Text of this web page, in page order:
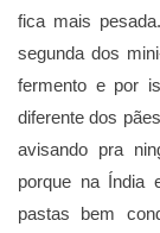
fica mais
segunda dos
fermento e por
diferente dos
avisando pra
porque na Índia
pastas bem